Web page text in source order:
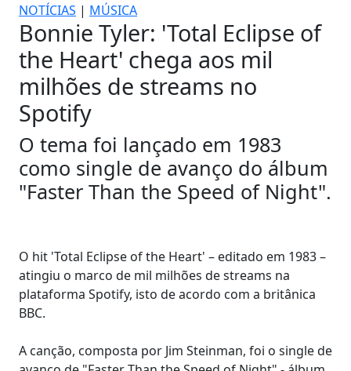
NOTÍCIAS | MÚSICA
Bonnie Tyler: 'Total Eclipse of
the Heart' chega aos mil
milhões de streams no
Spotify
O tema foi lançado em 1983
como single de avanço do álbum
"Faster Than the Speed of Night".
O hit 'Total Eclipse of the Heart' – editado em 1983 –
atingiu o marco de mil milhões de streams na
plataforma Spotify, isto de acordo com a britânica
BBC.
A canção, composta por Jim Steinman, foi o single de